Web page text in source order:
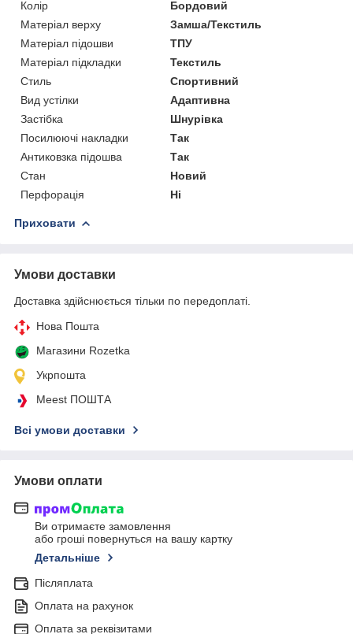
Колір
Бордовий
Матеріал верху
Замша/Текстиль
Матеріал підошви
ТПУ
Матеріал підкладки
Текстиль
Стиль
Спортивний
Вид устілки
Адаптивна
Застібка
Шнурівка
Посилюючі накладки
Так
Антиковзка підошва
Так
Стан
Новий
Перфорація
Ні
Приховати
Умови доставки
Доставка здійснюється тільки по передоплаті.
Нова Пошта
Магазини Rozetka
Укрпошта
Meest ПОШТА
Всі умови доставки
Умови оплати
Ви отримаєте замовлення
або гроші повернуться на вашу картку
Детальніше
Післяплата
Оплата на рахунок
Оплата за реквізитами